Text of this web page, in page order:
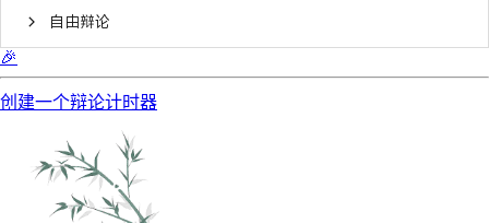
自由辩论
🎉
创建一个辩论计时器